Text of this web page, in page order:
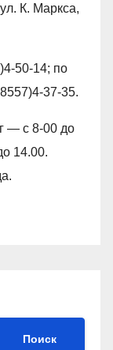
К. Маркса,
50-14; по
37-35.
— с 8-00 до
14.00.
Поиск